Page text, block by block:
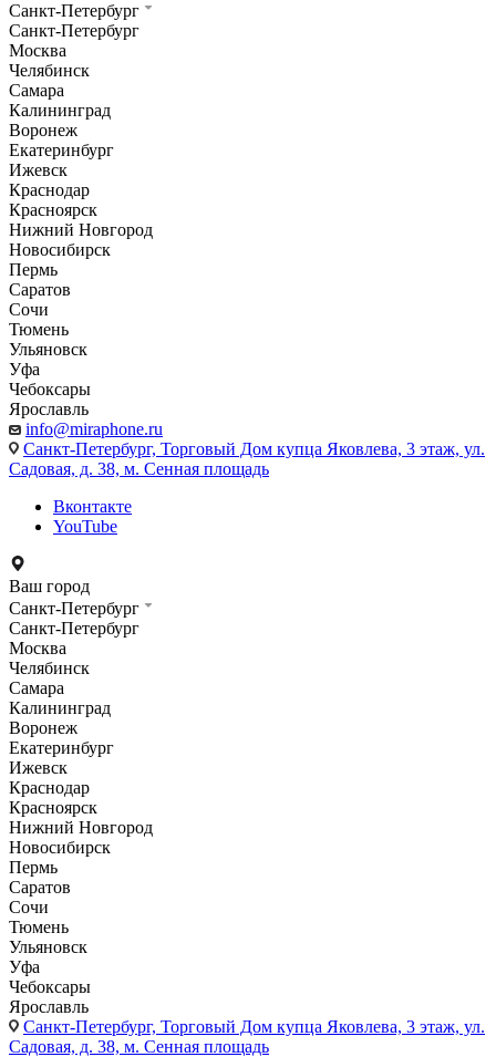
Санкт-Петербург
Санкт-Петербург
Москва
Челябинск
Самара
Калининград
Воронеж
Екатеринбург
Ижевск
Краснодар
Красноярск
Нижний Новгород
Новосибирск
Пермь
Саратов
Сочи
Тюмень
Ульяновск
Уфа
Чебоксары
Ярославль
info@miraphone.ru
Санкт-Петербург, Торговый Дом купца Яковлева, 3 этаж, ул.
Садовая, д. 38, м. Сенная площадь
Вконтакте
YouTube
Ваш город
Санкт-Петербург
Санкт-Петербург
Москва
Челябинск
Самара
Калининград
Воронеж
Екатеринбург
Ижевск
Краснодар
Красноярск
Нижний Новгород
Новосибирск
Пермь
Саратов
Сочи
Тюмень
Ульяновск
Уфа
Чебоксары
Ярославль
Санкт-Петербург, Торговый Дом купца Яковлева, 3 этаж, ул.
Садовая, д. 38, м. Сенная площадь